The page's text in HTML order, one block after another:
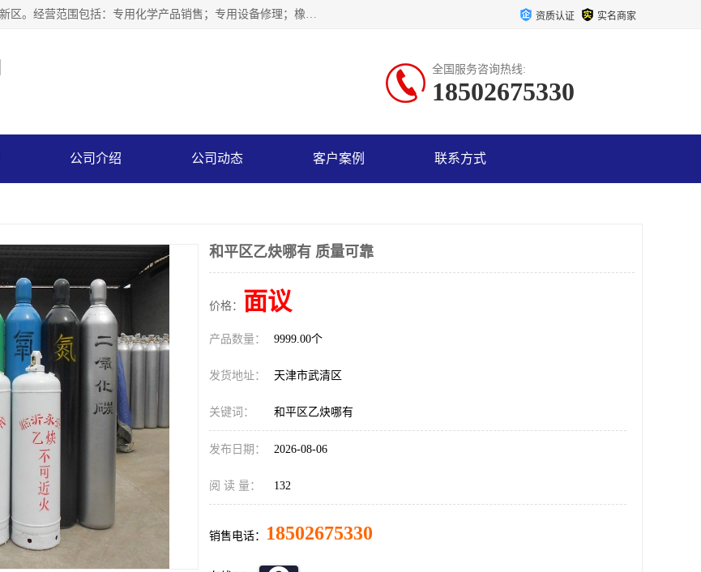
天津永腾气体销售有限公司成立于2020年，注册地位于天津市滨海新区。经营范围包括：专用化学产品销售；专用设备修理；橡胶制品销售；气体压缩机械销售；特种设备销售；仪器仪表销售；机械设备租赁；五金产品批发；食品添加剂销售等，主要供应：氧气、乙炔、氮气、氩气、氢气、氦气、液氨、液氮、一氧化碳、二氧化碳等，各种工业气体，高纯气体，食品级气体。 资质认证 实名商家
全国服务咨询热线:
18502675330
公司介绍 公司动态 客户案例 联系方式
和平区乙炔哪有 质量可靠
价格： 面议
产品数量： 9999.00个
发货地址： 天津市武清区
关键词： 和平区乙炔哪有
发布日期： 2026-08-06
阅 读 量： 132
销售电话： 18502675330